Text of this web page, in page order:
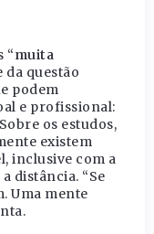
“muita
da questão
podem
e profissional:
os estudos,
existem
inclusive com a
distância. “Se
Uma mente